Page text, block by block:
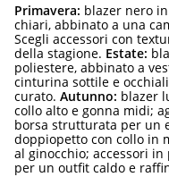
Primavera: blazer nero
chiari, abbinato a una
Scegli accessori con
della stagione. Estate:
poliestere, abbinato a
cinturina sottile e
curato. Autunno: blazer
collo alto e gonna midi;
borsa strutturata per un
doppiopetto con collo in
al ginocchio; accessori
per un outfit caldo e